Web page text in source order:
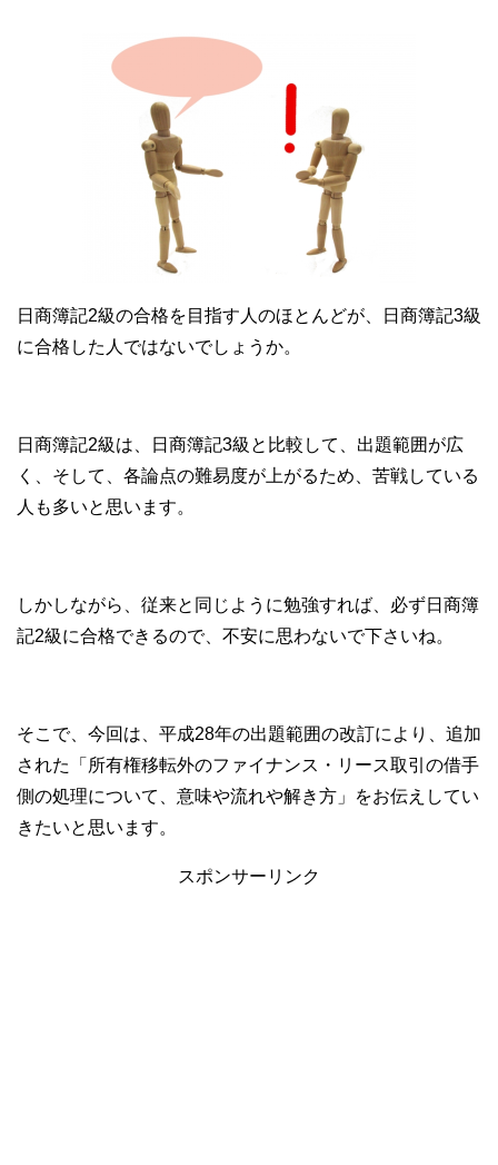
日商簿記2級の合格を目指す人のほとんどが、日商簿記3級
に合格した人ではないでしょうか。
日商簿記2級は、日商簿記3級と比較して、出題範囲が広
く、そして、各論点の難易度が上がるため、苦戦している
人も多いと思います。
しかしながら、従来と同じように勉強すれば、必ず日商簿
記2級に合格できるので、不安に思わないで下さいね。
そこで、今回は、平成28年の出題範囲の改訂により、追加
された「所有権移転外のファイナンス・リース取引の借手
側の処理について、意味や流れや解き方」をお伝えしてい
きたいと思います。
スポンサーリンク